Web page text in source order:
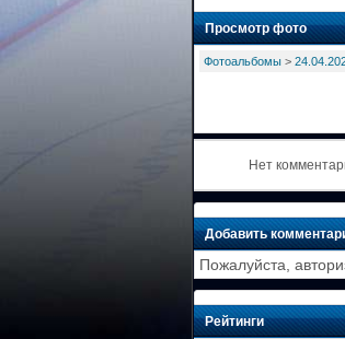
Просмотр фото
Фотоальбомы>
Нет
Добавить
Пожалуйста,
Рейтинги